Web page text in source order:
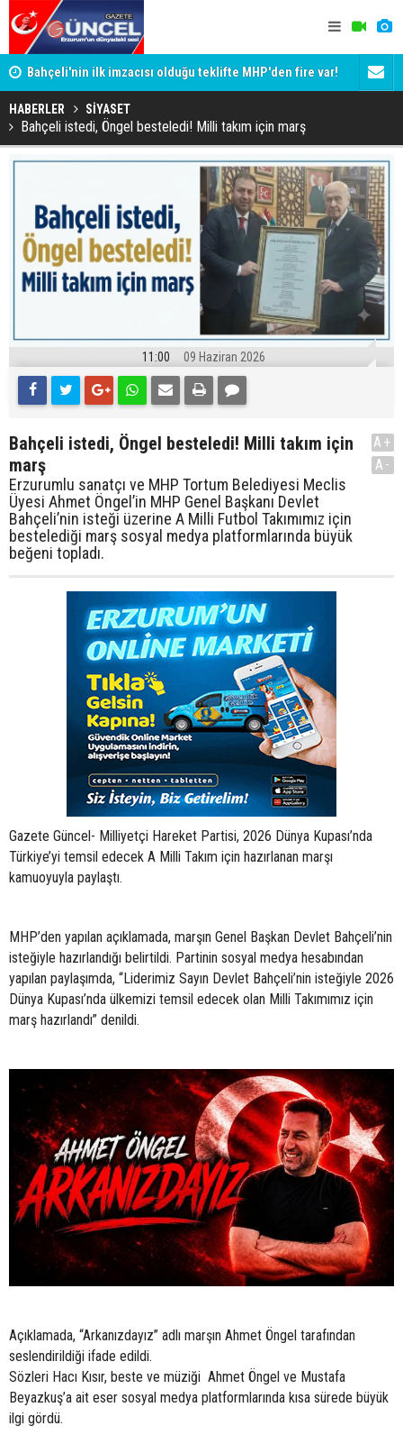
Bahçeli'nin ilk imzacısı olduğu teklifte MHP'den fire var!
İşte imzalamayan o isim
Siyaset-
HABERLER SİYASET
Bahçeli istedi, Öngel besteledi! Milli takım için marş
11:00 09 Haziran 2026
Bahçeli istedi, Öngel besteledi! Milli takım için
marş
Erzurumlu sanatçı ve MHP Tortum Belediyesi Meclis
Üyesi Ahmet Öngel’in MHP Genel Başkanı Devlet
Bahçeli’nin isteği üzerine A Milli Futbol Takımımız için
bestelediği marş sosyal medya platformlarında büyük
beğeni topladı.
A+
A-
Gazete Güncel- Milliyetçi Hareket Partisi, 2026 Dünya Kupası’nda
Türkiye’yi temsil edecek A Milli Takım için hazırlanan marşı
kamuoyuyla paylaştı.
MHP’den yapılan açıklamada, marşın Genel Başkan Devlet Bahçeli’nin
isteğiyle hazırlandığı belirtildi. Partinin sosyal medya hesabından
yapılan paylaşımda, “Liderimiz Sayın Devlet Bahçeli’nin isteğiyle 2026
Dünya Kupası’nda ülkemizi temsil edecek olan Milli Takımımız için
marş hazırlandı” denildi.
Açıklamada, “Arkanızdayız” adlı marşın Ahmet Öngel tarafından
seslendirildiği ifade edildi.
Sözleri Hacı Kısır, beste ve müziği Ahmet Öngel ve Mustafa
Beyazkuş’a ait eser sosyal medya platformlarında kısa sürede büyük
ilgi gördü.